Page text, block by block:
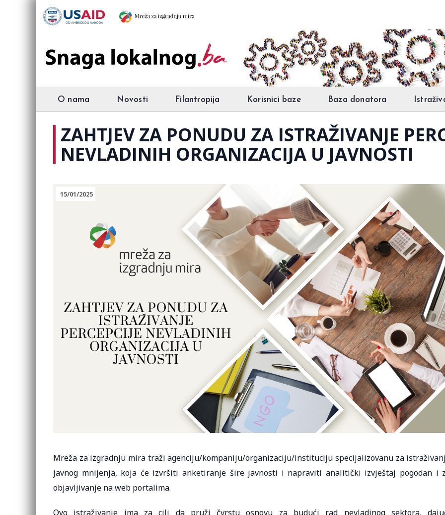
O nama Novosti Filantropija Korisnici baze Baza donatora
ZAHTJEV ZA PONUDU ZA ISTRAŽIVANJE
NEVLADINIH ORGANIZACIJA U JAVNOSTI
15/01/2025
Mreža za izgradnju mira traži agenciju/kompaniju/organizaciju/instituciju specijalizovanu za
javnog mnijenja, koja će izvršiti anketiranje šire javnosti i napraviti analitički izvještaj pogodan i
objavljivanje na web portalima.
Ovo istraživanje ima za cilj da pruži čvrstu osnovu za budući rad nevladinog sektora,